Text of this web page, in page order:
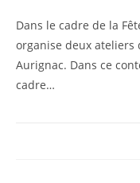
Dans le cadre de la
organise deux ateliers
Aurignac. Dans ce
cadre…